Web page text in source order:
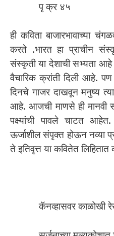
पृ क्र ४५
ही कविता बाजारभावाच्या
करते .भारत हा प्राचीन
संस्कृती या देशाची सभ्यता आहे
वैचारिक क्रांती दिली आहे.
दिनचे गाजर दाखवून मनुष्य
आहे. आजची माणसे ही मानवी
पक्ष्यांची पावले चाटत
ऊर्जाशील संपृक्त होऊन नव्या
ते इतिवृत्त या कवितेत लिहितात
कॅनव्हासवर काळोखी